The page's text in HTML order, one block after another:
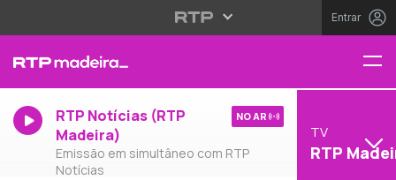
Entrar
RTP Notícias (RTP
Madeira)
Emissão em simultâneo com RTP
Notícias
NO AR
TV
RTP